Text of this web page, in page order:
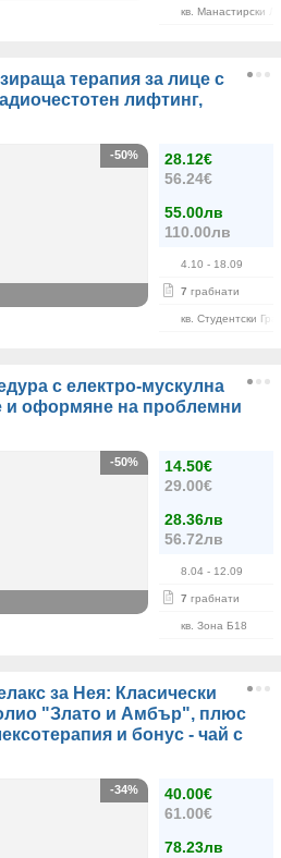
кв. Манастирски
терапия за лице с
лифтинг,
28.12€
56.24€
55.00лв
110.00лв
4.10 - 18.09
7 грабнати
кв. Студентски
-50%
с електро-мускулна
и оформяне на проблемни
14.50€
29.00€
28.36лв
56.72лв
8.04 - 12.09
7 грабнати
кв. Зона Б18
-50%
за Нея: Класически
"Злато и Амбър", плюс
и бонус - чай с
40.00€
61.00€
78.23лв
-34%